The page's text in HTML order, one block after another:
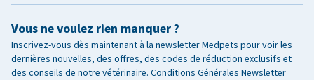
Vous ne voulez rien manquer ?
Inscrivez-vous dès maintenant à la newsletter Medpets pour voir les
dernières nouvelles, des offres, des codes de réduction exclusifs et
des conseils de notre vétérinaire. Conditions Générales Newsletter